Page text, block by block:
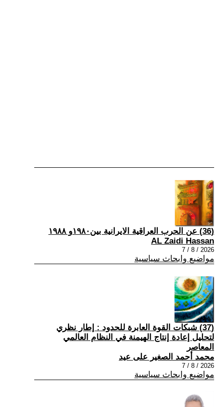
(36) عن الحرب العراقية الايرانية بين١٩٨٠و ١٩٨٨
AL Zaidi Hassan
2026 / 8 / 7
مواضيع وابحاث سياسية
(37) شبكات القوة العابرة للحدود : إطار نظري
لتحليل إعادة إنتاج الهيمنة في النظام العالمي
المعاصر
محمد أحمد الصغير على عيد
2026 / 8 / 7
مواضيع وابحاث سياسية